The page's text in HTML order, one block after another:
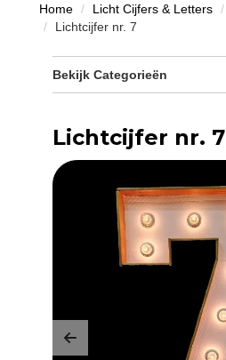
Home Licht Cijfers & Letters
Lichtcijfer nr. 7
Bekijk Categorieën
Lichtcijfer nr. 7
Previous